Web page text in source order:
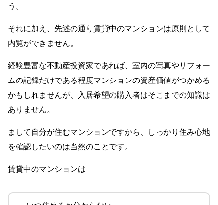
う。
それに加え、先述の通り賃貸中のマンションは原則として
内覧ができません。
経験豊富な不動産投資家であれば、室内の写真やリフォー
ムの記録だけである程度マンションの資産価値がつかめる
かもしれませんが、入居希望の購入者はそこまでの知識は
ありません。
まして自分が住むマンションですから、しっかり住み心地
を確認したいのは当然のことです。
賃貸中のマンションは